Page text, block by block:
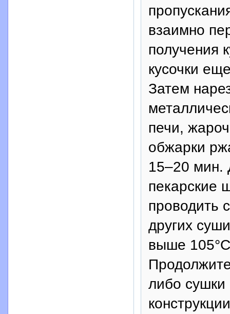
взаимно
получения
кусочки
Затем
печи,
обжарки
15–20 мин.
пекарские
проводить
других
выше
либо сушки